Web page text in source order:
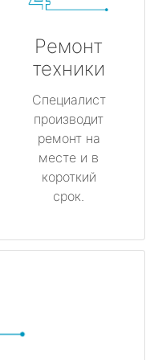
Ремонт
техники
Специалист
производит
ремонт на
месте и в
короткий
срок.